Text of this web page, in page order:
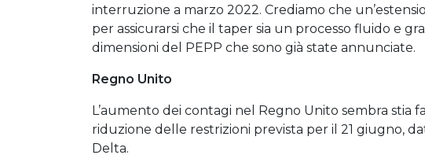
interruzione a marzo 2022. Crediamo che
per assicurarsi che il taper sia un processo fluido e
dimensioni del PEPP che sono già state annunciate.
Regno Unito
L’aumento dei contagi nel Regno Unito sembra
riduzione delle restrizioni prevista per il 21 giugno,
Delta.